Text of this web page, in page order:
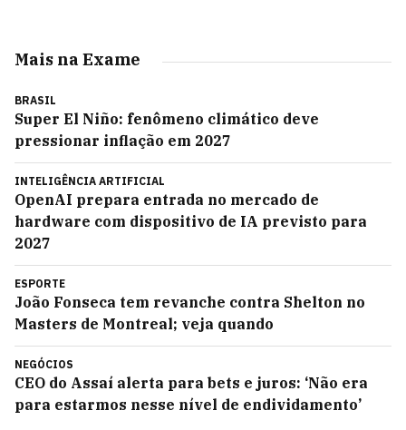
Mais na Exame
BRASIL
Super El Niño: fenômeno climático deve
pressionar inflação em 2027
INTELIGÊNCIA ARTIFICIAL
OpenAI prepara entrada no mercado de
hardware com dispositivo de IA previsto para
2027
ESPORTE
João Fonseca tem revanche contra Shelton no
Masters de Montreal; veja quando
NEGÓCIOS
CEO do Assaí alerta para bets e juros: ‘Não era
para estarmos nesse nível de endividamento’